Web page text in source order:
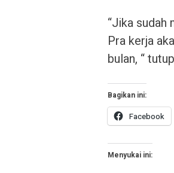
“Jika sudah
Pra kerja
bulan, “
Bagikan ini:
Facebook
Menyukai ini: